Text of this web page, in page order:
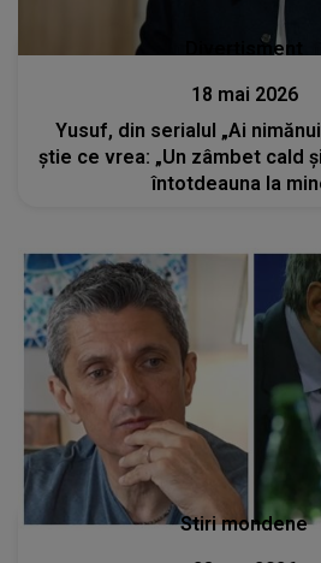
Divertisment
18 mai 2026
Yusuf, din serialul „Ai
ştie ce vrea: „Un zâmbet cald și sincer ajunge
întotdeauna la
Stiri mondene